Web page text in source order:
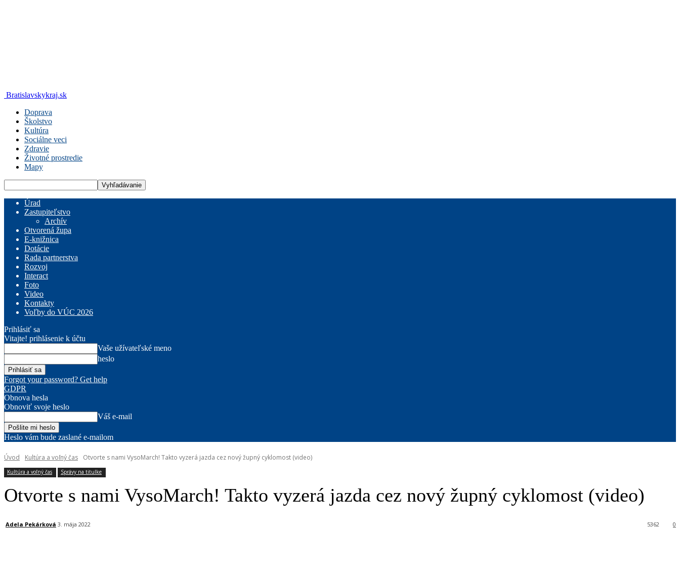
Bratislavskykraj.sk
Doprava
Školstvo
Kultúra
Sociálne veci
Zdravie
Životné prostredie
Mapy
Úrad
Zastupiteľstvo
Archív
Otvorená župa
E-knižnica
Dotácie
Rada partnerstva
Rozvoj
Interact
Foto
Video
Kontakty
Voľby do VÚC 2026
Prihlásiť sa
Vitajte! prihlásenie k účtu
Vaše užívateľské meno
heslo
Forgot your password? Get help
GDPR
Obnova hesla
Obnoviť svoje heslo
Váš e-mail
Heslo vám bude zaslané e-mailom
Úvod Kultúra a voľný čas Otvorte s nami VysoMarch! Takto vyzerá jazda cez nový župný cyklomost (video)
Kultúra a voľný čas Správy na titulke
Otvorte s nami VysoMarch! Takto vyzerá jazda cez nový župný cyklomost (video)
Adela Pekárková 3. mája 2022 0
5362